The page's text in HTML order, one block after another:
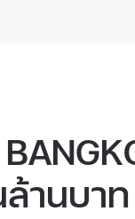
านบาท